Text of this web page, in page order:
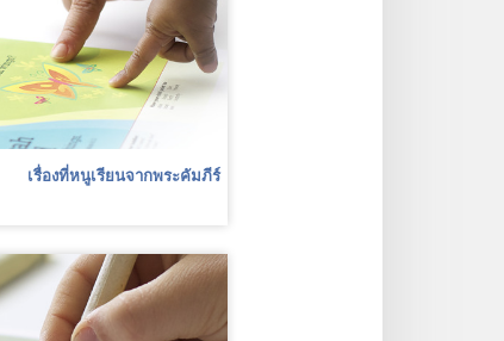
เรื่องที่หนูเรียนจากพระคัมภีร์